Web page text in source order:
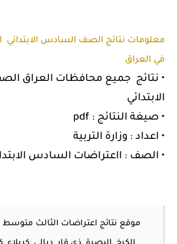
في العراق
• نتائج جميع محافظات العراق
الابتدائي
• صيغة النتائج : pdf
• اعداد : وزارة التربية
• الصف : ااعتراضات السادس
موقع نتائج اعتراضات الثالث متوسط